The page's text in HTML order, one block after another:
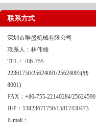
联系方式
深圳市唯盛机械有限公司
联系人：林伟雄
TEL：+86-755-
22361750/25624091/25624093(转
8001)
FAX：+86-755-22140284/25624590
H/P：13823671750/15817430473
E-mail：